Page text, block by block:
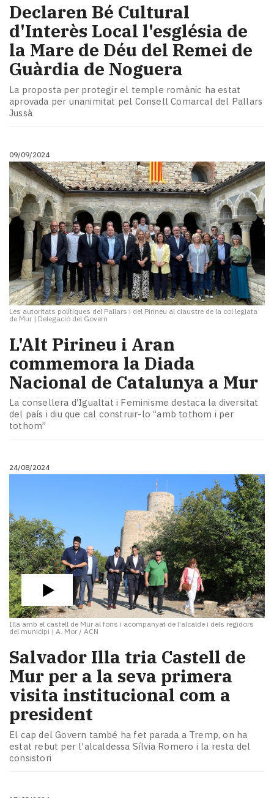
Declaren Bé Cultural
d'Interès Local l'església de
la Mare de Déu del Remei de
Guàrdia de Noguera
La proposta per protegir el temple romànic ha estat
aprovada per unanimitat pel Consell Comarcal del Pallars
Jussà
09/09/2024
Les autoritats polítiques del Pallars i del Pirineu al claustre de la col·legiata
de Mur | Delegació del Govern
L'Alt Pirineu i Aran
commemora la Diada
Nacional de Catalunya a Mur
La consellera d’Igualtat i Feminisme destaca la diversitat
del país i diu que cal construir-lo “amb tothom i per
tothom”
24/08/2024
Illa amb el castell de Mur al fons i acompanyat de l'alcalde i dels regidors
del municipi | A. Mor / ACN
Salvador Illa tria Castell de
Mur per a la seva primera
visita institucional com a
president
El cap del Govern també ha fet parada a Tremp, on ha
estat rebut per l'alcaldessa Sílvia Romero i la resta del
consistori